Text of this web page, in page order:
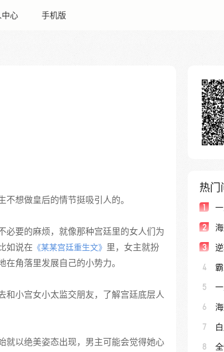
中心 手机版
想做皇后的情节挺吸引人的。
必要的麻烦，就像那种宫廷里的女人们为
如说在 《某某宫廷重生文》 里，女主就扮
角落里发展自己的小势力。
和小宫女小太监交朋友，了解宫廷底层人
就以绝美姿态出现，男主可能会觉得她心
热门
1
2
3
4
5
6
7
8